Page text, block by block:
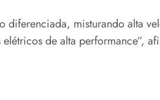
misturando alta
de alta performance”,